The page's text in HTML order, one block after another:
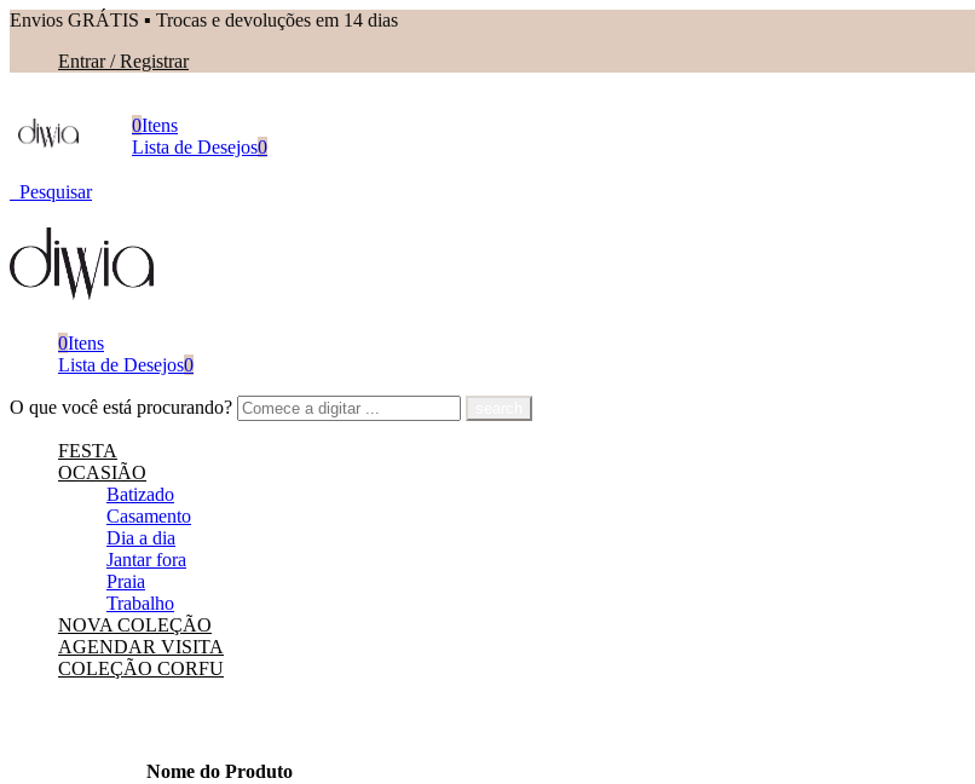
Envios GRÁTIS ▪︎ Trocas e devoluções em 14 dias
Entrar / Registrar
0Itens
Lista de Desejos0
Pesquisar
0Itens
Lista de Desejos0
O que você está procurando?
FESTA
OCASIÃO
Batizado
Casamento
Dia a dia
Jantar fora
Praia
Trabalho
NOVA COLEÇÃO
AGENDAR VISITA
COLEÇÃO CORFU
Nome do Produto